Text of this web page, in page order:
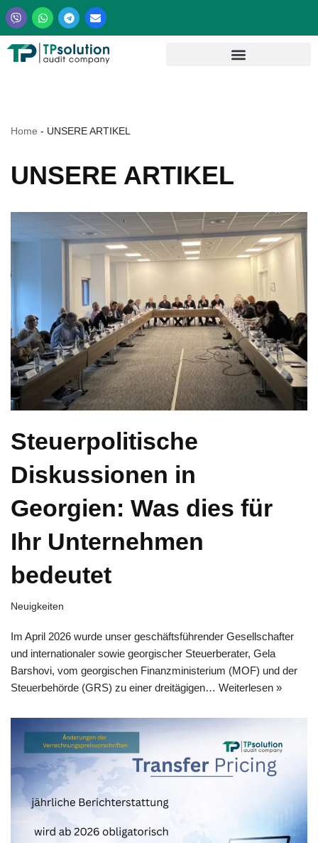
Zum
Inhalt
Home - UNSERE ARTIKEL
UNSERE ARTIKEL
Steuerpolitische
Diskussionen in
Georgien: Was dies für
Ihr Unternehmen
bedeutet
Neuigkeiten
Im April 2026 wurde unser geschäftsführender Gesellschafter
und internationaler sowie georgischer Steuerberater, Gela
Barshovi, vom georgischen Finanzministerium (MOF) und der
Steuerbehörde (GRS) zu einer dreitägigen… Weiterlesen »